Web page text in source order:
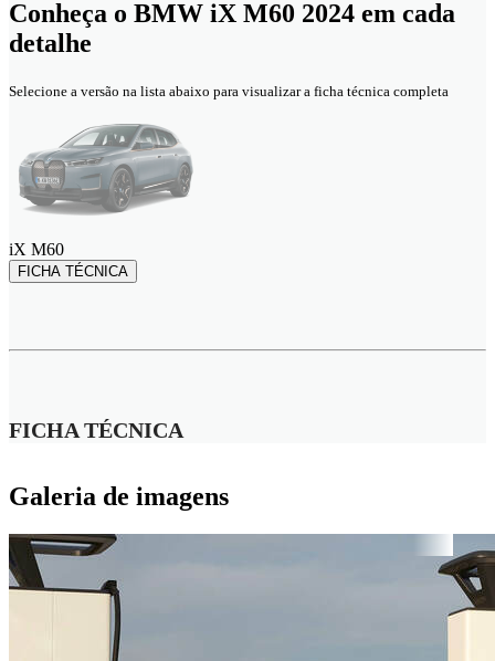
Conheça o BMW iX M60 2024 em cada
detalhe
Selecione a versão na lista abaixo para visualizar a ficha técnica completa
iX M60
FICHA TÉCNICA
FICHA TÉCNICA
Galeria de imagens